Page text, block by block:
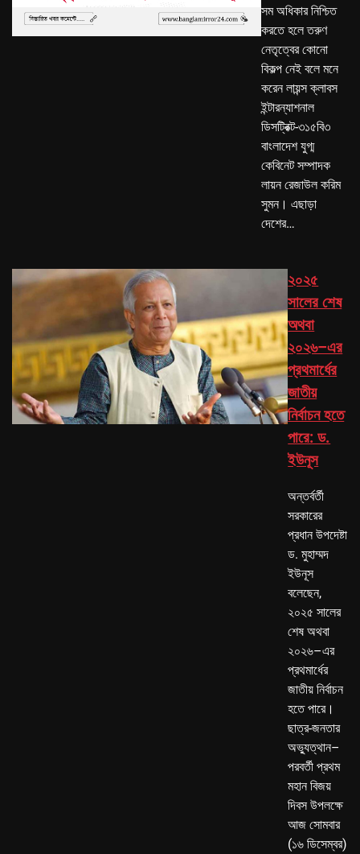
সম অধিকার নিশ্চিত
করতে হলে তরুণ
নেতৃত্বের কোনো
বিকল্প নেই বলে মনে
করেন লায়ন্স ক্লাবস
ইন্টারন্যাশনাল
ডিসট্রিক্ট-৩১৫বি৩
বাংলাদেশ যুগ্ম
কেবিনেট সম্পাদক
লায়ন রেজাউল করিম
সুমন। এছাড়া
দেশের…
২০২৫
সালের শেষ
অথবা
২০২৬–এর
প্রথমার্ধের
জাতীয়
নির্বাচন হতে
পারে: ড.
ইউনূস
অন্তর্বর্তী
সরকারের
প্রধান উপদেষ্টা
ড. মুহাম্মদ
ইউনূস
বলেছেন,
২০২৫ সালের
শেষ অথবা
২০২৬–এর
প্রথমার্ধের
জাতীয় নির্বাচন
হতে পারে।
ছাত্র-জনতার
অভ্যুত্থান–
পরবর্তী প্রথম
মহান বিজয়
দিবস উপলক্ষে
আজ সোমবার
(১৬ ডিসেম্বর)